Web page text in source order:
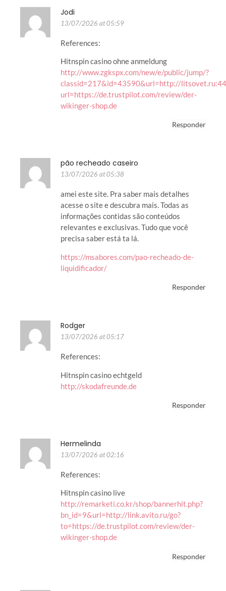
Jodi
13/07/2026 at 05:59
References:
Hitnspin casino ohne anmeldung
http://www.zgkspx.com/new/e/public/jump/?
classid=217&id=43590&url=http://
url=https://de.trustpilot.com/review/der-
wikinger-shop.de
Responder
pão recheado caseiro
13/07/2026 at 05:38
amei este site. Pra saber mais detalhes
acesse o site e descubra mais. Todas as
informações contidas são conteúdos
relevantes e exclusivas. Tudo que você
precisa saber está ta lá.
https://msabores.com/pao-recheado-de-
liquidificador/
Responder
Rodger
13/07/2026 at 05:17
References:
Hitnspin casino echtgeld
http://skodafreunde.de
Responder
Hermelinda
13/07/2026 at 02:16
References:
Hitnspin casino live
http://remarketi.co.kr/shop/bannerhit.php?
bn_id=9&url=http://link.avito.ru/go?
to=https://de.trustpilot.com/review/der-
wikinger-shop.de
Responder